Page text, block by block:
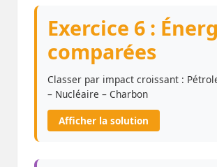
Exercice 6 :
comparées
Classer par impact croissant :
– Nucléaire – Charbon
Afficher la solution